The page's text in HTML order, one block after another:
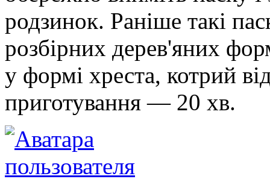
родзинок. Раніше такі
розбірних дерев'яних
у формі хреста, котрий
приготування — 20 хв.